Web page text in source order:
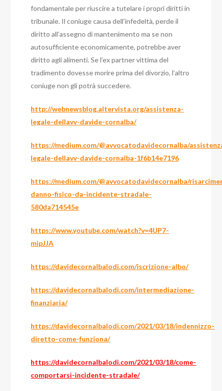
fondamentale per riuscire a tutelare i propri diritti in
tribunale. Il coniuge causa dell’infedeltà, perde il
diritto all’assegno di mantenimento ma se non
autosufficiente economicamente, potrebbe aver
diritto agli alimenti.Se l’ex partner vittima del
tradimento dovesse morire prima del divorzio, l’altro
coniuge non gli potrà succedere.
http://webnewsblog.altervista.org/assistenza-
legale-dellavv-davide-cornalba/
https://medium.com/@avvocatodavidecornalba/
legale-dellavv-davide-cornalba-1f6b14e7196
https://medium.com/@avvocatodavidecornalba/
danno-fisico-da-incidente-stradale-
580da714545e
https://www.youtube.com/watch?v=4UP7-
mipJJA
https://davidecornalbalodi.com/iscrizione-albo/
https://davidecornalbalodi.com/intermediazione-
finanziaria/
https://davidecornalbalodi.com/2021/03/18/indennizzo-
diretto-come-funziona/
https://davidecornalbalodi.com/2021/03/18/come-
comportarsi-incidente-stradale/